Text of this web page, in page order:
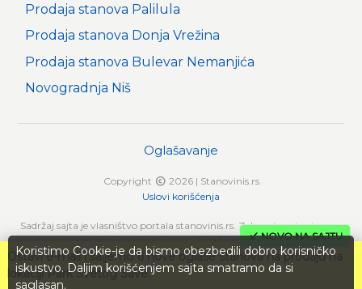
NOVO NA SAJTU
Ostavi e-mail i šaljemo ti nove oglase stanova na prodaju na
lokaciji Park Svetog Save.
Prodaja stanova Palilula
Prodaja stanova Donja Vrežina
Prodaja stanova Bulevar Nemanjića
Novogradnja Niš
Oglašavanje
Copyright
2026 | Stanovinis.rs
Uslovi korišćenja
Sadržaj sajta je vlasništvo portala stanovinis.rs. Zabranjeno je njegovo
druge svrhe, osim za lične potrebe posetilaca sajta.
Koristimo Cookie-je da bismo obezbedili dobro korisničko
iskustvo. Daljim korišćenjem sajta smatramo da si
saglasan.